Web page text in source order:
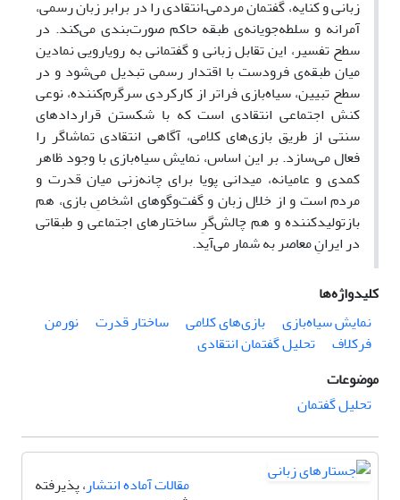
زبانی و کنایه، گفتمان مردمی–انتقادی را در برابر زبان رسمی،
آمرانه و سلطه‌جویانه‌ی طبقه حاکم صورت‌بندی می‌کند. در
سطح تفسیر، این تقابل زبانی و گفتمانی به رویارویی نمادین
میان طبقه‌ی فرودست با اقتدار رسمی تبدیل می‌شود و در
سطح تبیین، سیاه‌بازی فراتر از کارکردی سرگرم‌کننده، نوعی
کنش اجتماعی انتقادی است که با شکستن قراردادهای
سنتی از طریق بازی‌های کلامی، آگاهی انتقادی تماشاگر را
فعال می‌سازد. بر این اساس، نمایش سیاه‌بازی با وجود ظاهر
کمدی و عامیانه، میدانی پویا برای چانه‌زنی میان قدرت و
مردم است و از خلال زبان و گفت‌وگوهای اشخاصِ بازی، هم
بازتولیدکننده و هم چالش‌گرِ ساختارهای اجتماعی و طبقاتی
در ایرانِ معاصر به شمار می‌آید.
کلیدواژه‌ها
نمایش سیاه‌بازی
بازی‌های کلامی ساختار قدرت
نورمن
فرکلاف
تحلیل گفتمان انتقادی
موضوعات
تحلیل گفتمان
مقالات آماده انتشار، پذیرفته